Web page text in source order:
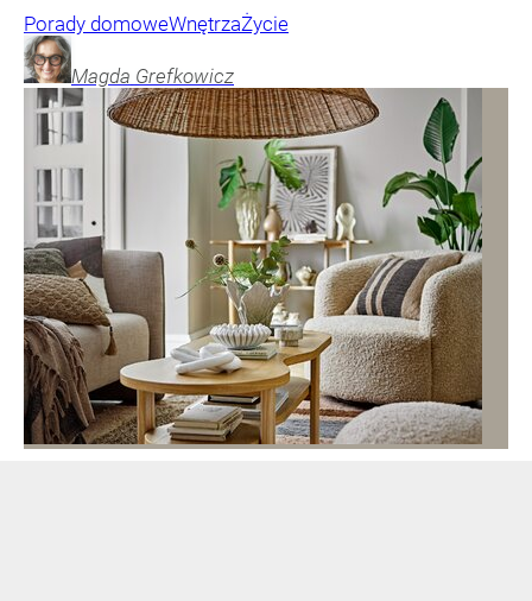
Porady domoweWnętrzaŻycie
Magda Grefkowicz